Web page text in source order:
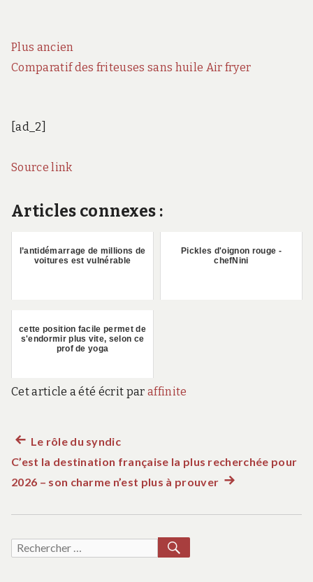
Plus ancien
Comparatif des friteuses sans huile Air fryer
[ad_2]
Source link
Articles connexes :
l’antidémarrage de millions de
voitures est vulnérable
Pickles d'oignon rouge -
chefNini
cette position facile permet de
s'endormir plus vite, selon ce
prof de yoga
Cet article a été écrit par affinite
Navigation
de
l’article
Article
précédent :
Le rôle du syndic
C’est la destination française la plus recherchée pour
2026 – son charme n’est plus à prouverArticle
Recherche